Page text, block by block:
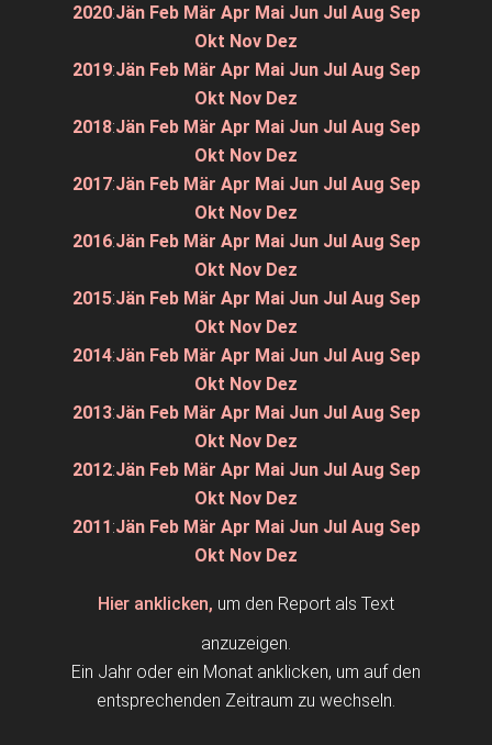
2020:Jän Feb Mär Apr Mai Jun Jul Aug Sep
Okt Nov Dez
2019:Jän Feb Mär Apr Mai Jun Jul Aug Sep
Okt Nov Dez
2018:Jän Feb Mär Apr Mai Jun Jul Aug Sep
Okt Nov Dez
2017:Jän Feb Mär Apr Mai Jun Jul Aug Sep
Okt Nov Dez
2016:Jän Feb Mär Apr Mai Jun Jul Aug Sep
Okt Nov Dez
2015:Jän Feb Mär Apr Mai Jun Jul Aug Sep
Okt Nov Dez
2014:Jän Feb Mär Apr Mai Jun Jul Aug Sep
Okt Nov Dez
2013:Jän Feb Mär Apr Mai Jun Jul Aug Sep
Okt Nov Dez
2012:Jän Feb Mär Apr Mai Jun Jul Aug Sep
Okt Nov Dez
2011:Jän Feb Mär Apr Mai Jun Jul Aug Sep
Okt Nov Dez
Hier anklicken, um den Report als Text
anzuzeigen.
Ein Jahr oder ein Monat anklicken, um auf den
entsprechenden Zeitraum zu wechseln.